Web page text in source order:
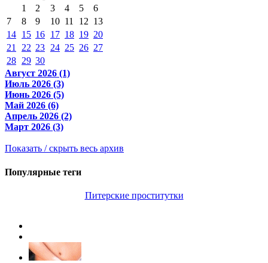
1
2 3 4 5
6
7
8 9 10 11 12 13
14 15 16 17 18 19 20
21
22 23 24 25 26 27
28 29 30
Август 2026 (1)
Июль 2026 (3)
Июнь 2026 (5)
Май 2026 (6)
Апрель 2026 (2)
Март 2026 (3)
Показать / скрыть весь архив
Популярные теги
Питерские проститутки